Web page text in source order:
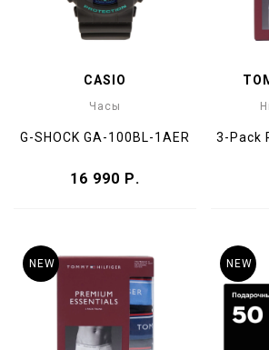
CASIO
Часы
G-SHOCK GA-100BL-1AER
16 990 Р.
3-Pack
NEW NEW